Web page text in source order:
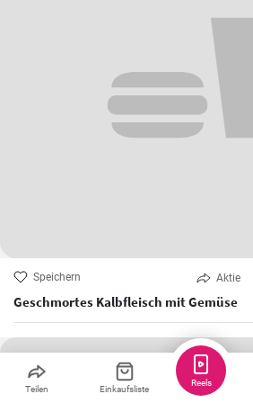
Speichern Aktie
Geschmortes Kalbfleisch mit Gemüse
Teilen Einkaufsliste
Reels